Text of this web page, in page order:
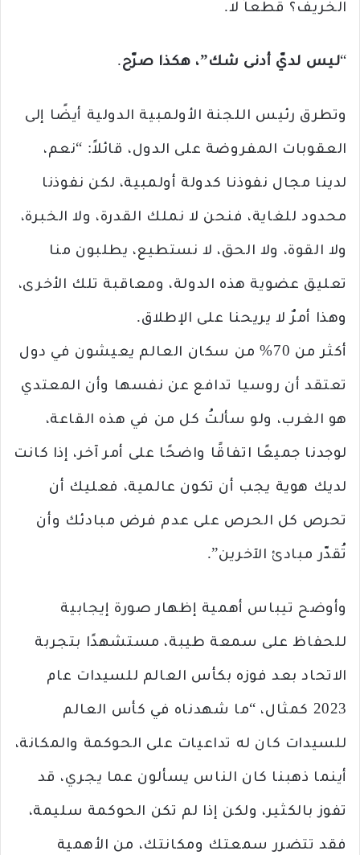
الخريف؟ قطعاً لا.
“ليس لديّ أدنى شك”، هكذا صرّح.
وتطرق رئيس اللجنة الأولمبية الدولية أيضًا إلى
العقوبات المفروضة على الدول، قائلاً: “نعم،
لدينا مجال نفوذنا كدولة أولمبية، لكن نفوذنا
محدود للغاية، فنحن لا نملك القدرة، ولا الخبرة،
ولا القوة، ولا الحق، لا نستطيع، يطلبون منا
تعليق عضوية هذه الدولة، ومعاقبة تلك الأخرى،
وهذا أمرٌ لا يريحنا على الإطلاق.
أكثر من 70% من سكان العالم يعيشون في دول
تعتقد أن روسيا تدافع عن نفسها وأن المعتدي
هو الغرب، ولو سألتُ كل من في هذه القاعة،
لوجدنا جميعًا اتفاقًا واضحًا على أمر آخر، إذا كانت
لديك هوية يجب أن تكون عالمية، فعليك أن
تحرص كل الحرص على عدم فرض مبادئك وأن
تُقدّر مبادئ الآخرين”.
وأوضح تيباس أهمية إظهار صورة إيجابية
للحفاظ على سمعة طيبة، مستشهدًا بتجربة
الاتحاد بعد فوزه بكأس العالم للسيدات عام
2023 كمثال، “ما شهدناه في كأس العالم
للسيدات كان له تداعيات على الحوكمة والمكانة،
أينما ذهبنا كان الناس يسألون عما يجري، قد
تفوز بالكثير، ولكن إذا لم تكن الحوكمة سليمة،
فقد تتضرر سمعتك ومكانتك، من الأهمية